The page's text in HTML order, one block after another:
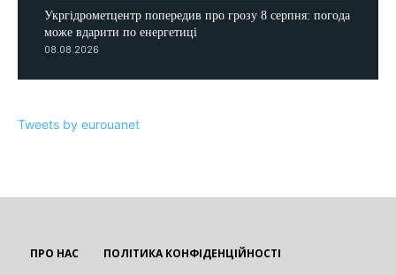
Укргідрометцентр попередив про грозу 8 серпня: погода
може вдарити по енергетиці
08.08.2026
Tweets by eurouanet
ПРО НАС ПОЛІТИКА КОНФІДЕНЦІЙНОСТІ